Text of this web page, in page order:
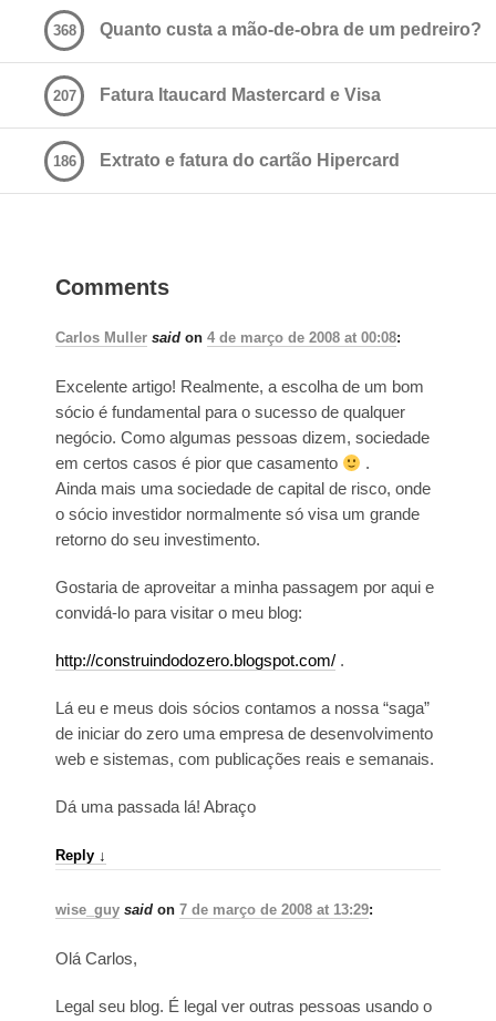
Quanto custa a mão-de-obra de um pedreiro?
368
Fatura Itaucard Mastercard e Visa
207
Extrato e fatura do cartão Hipercard
186
Comments
Carlos Muller said on 4 de março de 2008 at 00:08:
Excelente artigo! Realmente, a escolha de um bom
sócio é fundamental para o sucesso de qualquer
negócio. Como algumas pessoas dizem, sociedade
em certos casos é pior que casamento
.
Ainda mais uma sociedade de capital de risco, onde
o sócio investidor normalmente só visa um grande
retorno do seu investimento.
Gostaria de aproveitar a minha passagem por aqui e
convidá-lo para visitar o meu blog:
http://construindodozero.blogspot.com/ .
Lá eu e meus dois sócios contamos a nossa “saga”
de iniciar do zero uma empresa de desenvolvimento
web e sistemas, com publicações reais e semanais.
Dá uma passada lá! Abraço
Reply ↓
wise_guy said on 7 de março de 2008 at 13:29:
Olá Carlos,
Legal seu blog. É legal ver outras pessoas usando o